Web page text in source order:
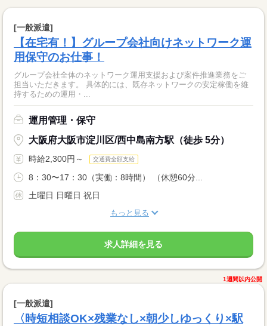
[一般派遣]
【在宅有！】グループ会社向けネットワーク運
用保守のお仕事！
グループ会社全体のネットワーク運用支援および案件推進業務をご
担当いただきます。 具体的には、既存ネットワークの安定稼働を維
持するための運用・...
運用管理・保守
大阪府大阪市淀川区/西中島南方駅（徒歩 5分）
時給2,300円～ 交通費全額支給
8：30〜17：30（実働：8時間） （休憩60分...
土曜日 日曜日 祝日
もっと見る
求人詳細を見る
1週間以内公開
[一般派遣]
〈時短相談OK×残業なし×朝少しゆっくり×駅